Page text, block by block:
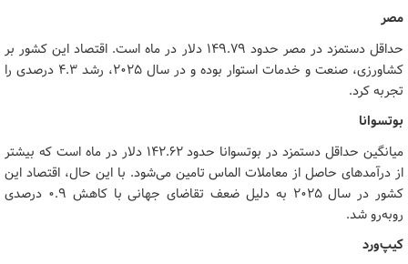
مصر
حداقل دستمزد در مصر حدود ۱۴۹.۷۹ دلار در ماه است. اقتصاد این کشور بر
کشاورزی، صنعت و خدمات استوار بوده و در سال ۲۰۲۵، رشد ۴.۳ درصدی را
تجربه کرد.
بوتسوانا
میانگین حداقل دستمزد در بوتسوانا حدود ۱۴۲.۶۲ دلار در ماه است که بیشتر
از درآمدهای حاصل از معاملات الماس تامین می‌شود. با این حال، اقتصاد این
کشور در سال ۲۰۲۵ به دلیل ضعف تقاضای جهانی با کاهش ۰.۹ درصدی
روبه‌رو شد.
کیپ‌ورد